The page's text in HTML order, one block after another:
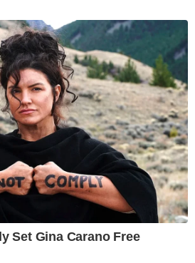
Set Gina Carano Free